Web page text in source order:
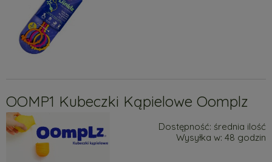
OOMP1 Kubeczki Kąpielowe Oomplz
Dostępność: średnia ilość
Wysyłka w: 48 godzin